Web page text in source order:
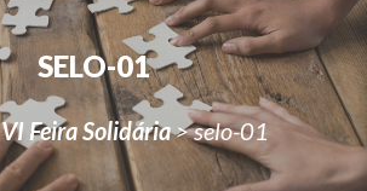
SELO-01
VI Feira Solidária>selo-01